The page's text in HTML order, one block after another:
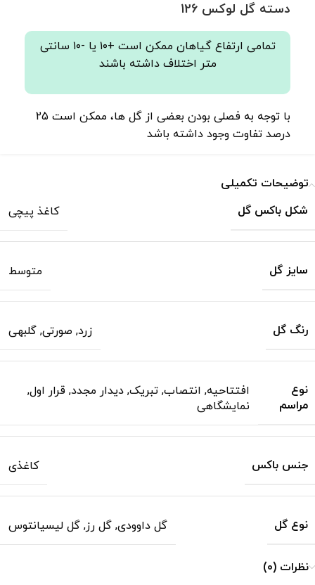
دسته گل لوکس 126
تمامی ارتفاع گیاهان ممکن است +۱۰ یا -۱۰ سانتی
متر اختلاف داشته باشند
با توجه به فصلی بودن بعضی از گل ها، ممکن است 25
درصد تفاوت وجود داشته باشد
توضیحات تکمیلی
شکل باکس گل
کاغذ پیچی
سایز گل متوسط
رنگ گل زرد, صورتی, گلبهی
نوع
مراسم
افتتاحیه, انتصاب, تبریک, دیدار مجدد, قرار اول,
نمایشگاهی
جنس باکس کاغذی
نوع گل گل داوودی, گل رز, گل لیسیانتوس
نظرات (0)